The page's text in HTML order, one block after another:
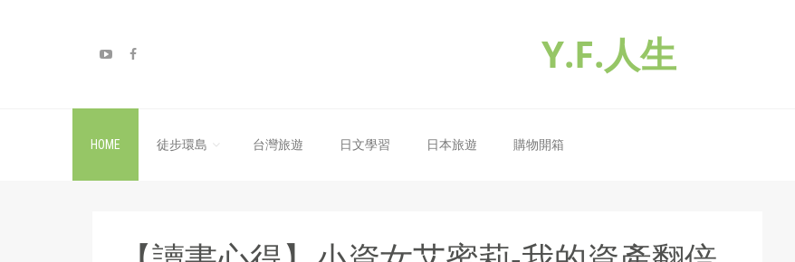
Y.F.人生
HOME 徒步環島 台灣旅遊 日文學習 日本旅遊 購物開箱